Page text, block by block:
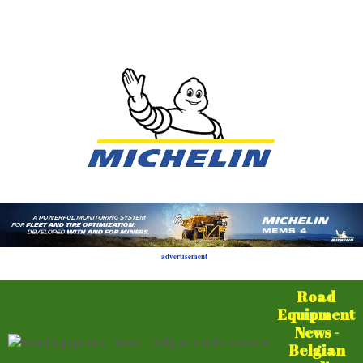
advertisement
Road
Equipment
News -
Belgian